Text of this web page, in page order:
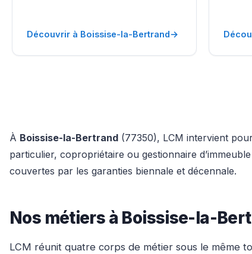
Découvrir à Boissise-la-Bertrand→
À Boissise-la-Bertrand (77350), LCM intervient
particulier, copropriétaire ou gestionnaire
couvertes par les garanties biennale et décennale.
Nos métiers à Boissise-la-
LCM réunit quatre corps de métier sous le même